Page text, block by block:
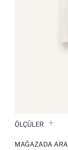
ÖLÇÜLER
MAĞAZADA ARA